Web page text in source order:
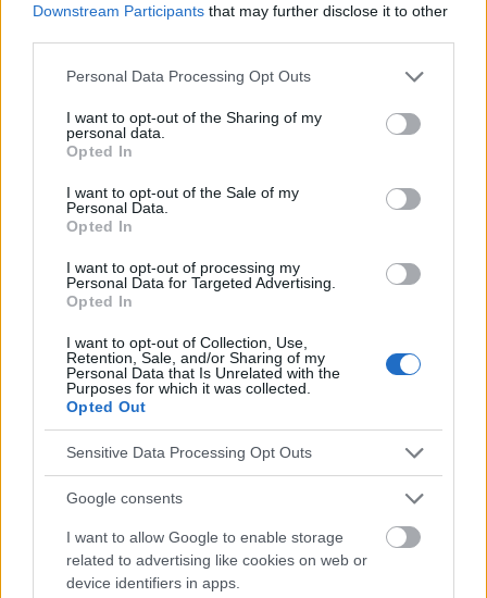
Downstream Participants that may further disclose it to other
Please note that this website/app uses one or more Google
not limited to your visit or usage behaviour. You may click to
grant or deny consent to Google and its third-party tags to
use your data for below specified purposes in below Google
consent section.
Personal Data Processing Opt Outs
I want to opt-out of the Sharing of my
personal data.
Opted In
I want to opt-out of the Sale of my
Personal Data.
Opted In
I want to opt-out of processing my
Personal Data for Targeted Advertising.
Opted In
I want to opt-out of Collection, Use,
Retention, Sale, and/or Sharing of my
Personal Data that Is Unrelated with the
Purposes for which it was collected.
Opted Out
Sensitive Data Processing Opt Outs
Google consents
I want to allow Google to enable storage
related to advertising like cookies on web or
device identifiers in apps.
Möchten Sie auf dem Laufenden bleiben?
Folgen Sie uns auf
Google
News
ZUGEHÖRIG
Auswirkungen von bluthochdruck
Gesund-ernähren Herzgesundheit Kalium
Stressabbau Ursachen von bluthochdruck
Vermeiden von substanzen
Sehen Sie es auch auf english español français
polskim
Die Inhalte und Materialien auf dieser Website dienen nur zu